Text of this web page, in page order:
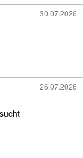
30.07.2026
26.07.2026